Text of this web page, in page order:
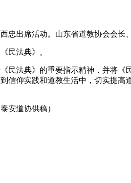
出席活动。山东省道教协会会长
民法典》。
法典》的重要指示精神，并将
仰实践和道教生活中，切实提
安道协供稿）